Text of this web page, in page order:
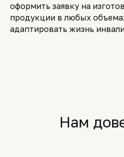
оформить заявку на
продукции в любых
адаптировать жизнь
Нам